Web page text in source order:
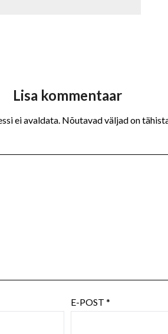
Lisa kommentaar
ei avaldata. Nõutavad väljad on
E-POST *